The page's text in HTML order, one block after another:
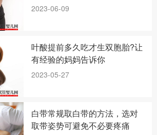
2023-06-09
叶酸提前多久吃才生双胞胎?让
有经验的妈妈告诉你
2023-05-27
白带常规取白带的方法，选对
取带姿势可避免不必要疼痛